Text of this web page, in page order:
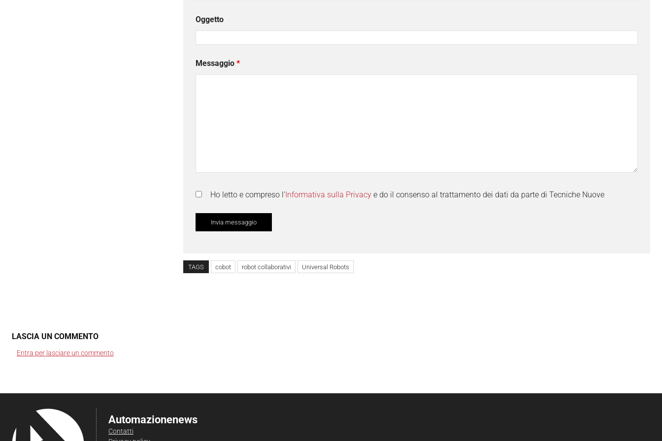
Oggetto
Messaggio *
Ho letto e compreso l'Informativa sulla Privacy e do il consenso al trattamento dei dati da parte di Tecniche Nuove
TAGS cobot robot collaborativi Universal Robots
LASCIA UN COMMENTO
Entra per lasciare un commento
Automazionenews
Contatti